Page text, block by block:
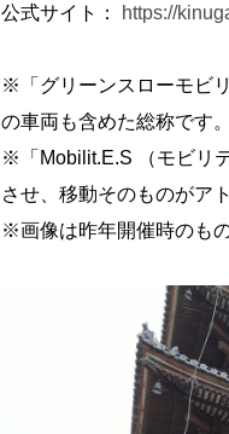
公式サイト：
https://
※「グリーンスローモビ
の車両も含めた総称です。
※「Mobilit.E.S （モビリ
させ、移動そのものがア
※画像は昨年開催時のも